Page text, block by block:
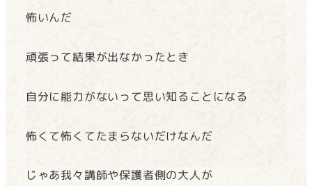
怖いんだ
頑張って結果が出なかったとき
自分に能力がないって思い知ることになる
怖くて怖くてたまらないだけなんだ
じゃあ我々講師や保護者側の大人が